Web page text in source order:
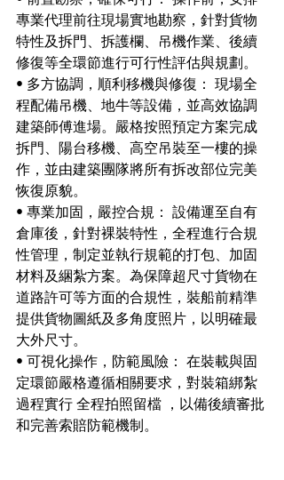
專業代理前往現場實地勘察，針對貨物
特性及拆門、拆護欄、吊機作業、後續
修復等全環節進行可行性評估與規劃。
• 多方協調，順利移機與修復： 現場全
程配備吊機、地牛等設備，並高效協調
建築師傅進場。嚴格按照預定方案完成
拆門、陽台移機、高空吊裝至一樓的操
作，並由建築團隊將所有拆改部位完美
恢復原貌。
• 專業加固，嚴控合規： 設備運至自有
倉庫後，針對裸裝特性，全程進行合規
性管理，制定並執行規範的打包、加固
材料及綑紮方案。為保障超尺寸貨物在
道路許可等方面的合規性，裝船前精準
提供貨物圖紙及多角度照片，以明確最
大外尺寸。
• 可視化操作，防範風險： 在裝載與固
定環節嚴格遵循相關要求，對裝箱綁紮
過程實行 全程拍照留檔 ，以備後續審批
和完善索賠防範機制。